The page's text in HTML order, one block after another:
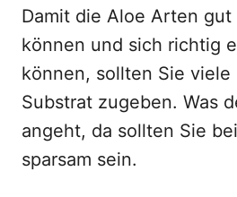
Damit die Aloe Arten gut
können und sich richtig
können, sollten Sie
Substrat zugeben. Was
angeht, da sollten Sie
sparsam sein.